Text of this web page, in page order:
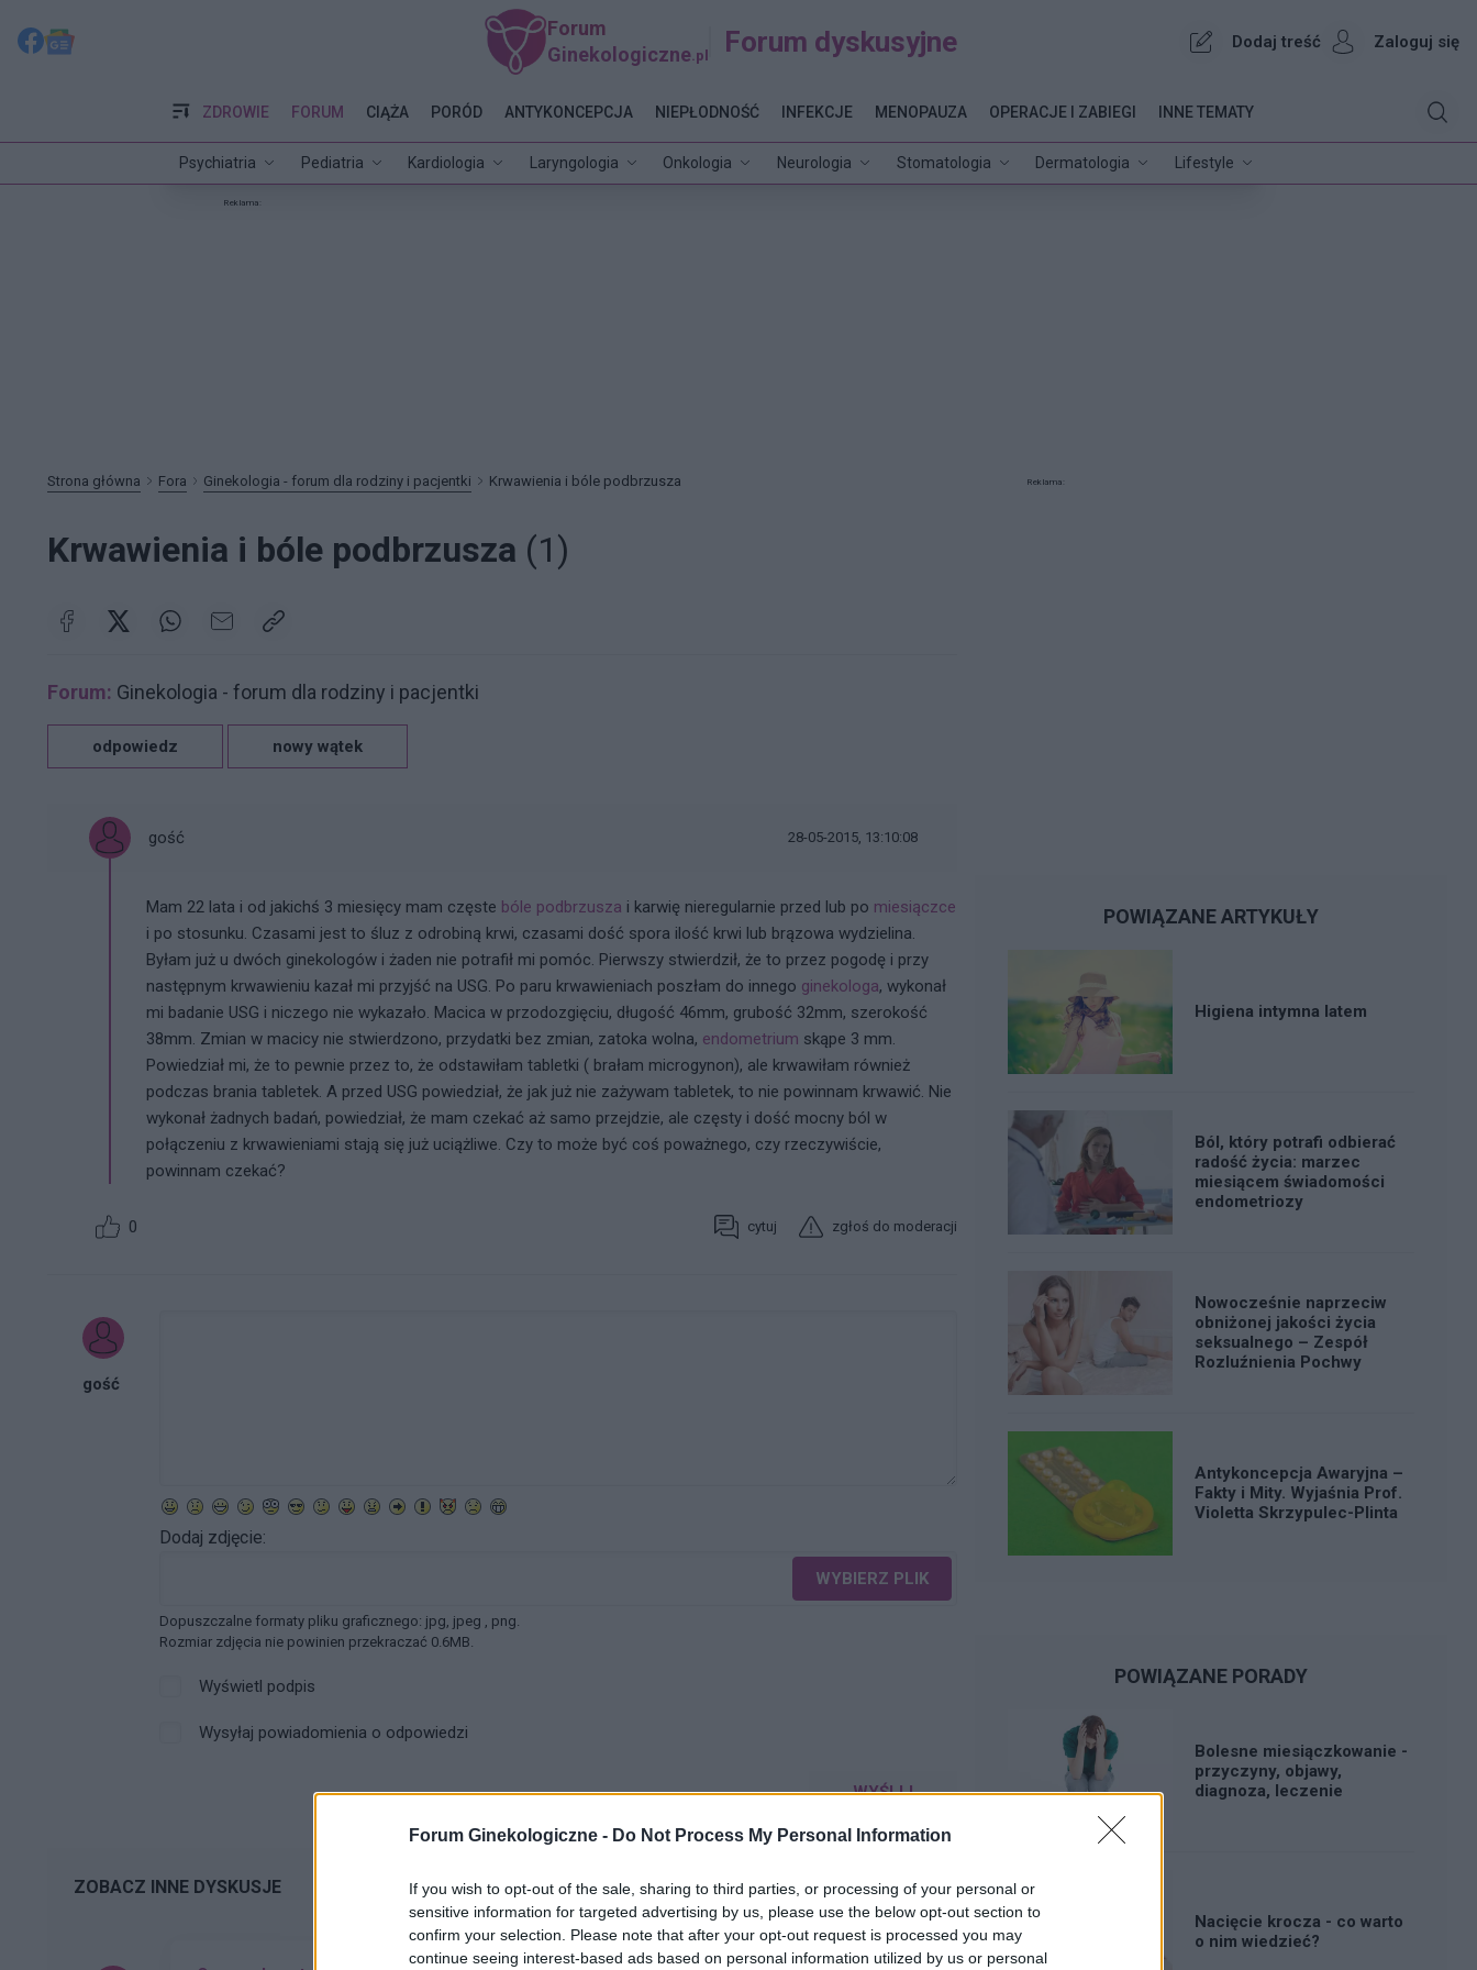
Forum Ginekologiczne - Do Not Process My Personal Information
If you wish to opt-out of the sale, sharing to third parties, or processing of your personal or
sensitive information for targeted advertising by us, please use the below opt-out section to
confirm your selection. Please note that after your opt-out request is processed you may
continue seeing interest-based ads based on personal information utilized by us or personal
Forum
Ginekologiczne .pl Forum dyskusyjne Dodaj treść Zaloguj się
ZDROWIE
Psychiatria Pediatria Kardiologia Laryngologia Onkologia Neurologia Stomatologia Dermatologia Lifestyle
FORUM CIĄŻA PORÓD ANTYKONCEPCJA NIEPŁODNOŚĆ INFEKCJE MENOPAUZA OPERACJE I ZABIEGI INNE TEMATY
Reklama:
Strona główna Fora Ginekologia - forum dla rodziny i pacjentki Krwawienia i bóle podbrzusza
Krwawienia i bóle podbrzusza (1)
Forum: Ginekologia - forum dla rodziny i pacjentki
odpowiedz nowy wątek
gość 28-05-2015, 13:10:08
Mam 22 lata i od jakichś 3 miesięcy mam częste bóle podbrzusza i karwię nieregularnie przed lub po miesiączce
i po stosunku. Czasami jest to śluz z odrobiną krwi, czasami dość spora ilość krwi lub brązowa wydzielina.
Byłam już u dwóch ginekologów i żaden nie potrafił mi pomóc. Pierwszy stwierdził, że to przez pogodę i przy
następnym krwawieniu kazał mi przyjść na USG. Po paru krwawieniach poszłam do innego ginekologa, wykonał
mi badanie USG i niczego nie wykazało. Macica w przodozgięciu, długość 46mm, grubość 32mm, szerokość
38mm. Zmian w macicy nie stwierdzono, przydatki bez zmian, zatoka wolna, endometrium skąpe 3 mm.
Powiedział mi, że to pewnie przez to, że odstawiłam tabletki ( brałam microgynon), ale krwawiłam również
podczas brania tabletek. A przed USG powiedział, że jak już nie zażywam tabletek, to nie powinnam krwawić. Nie
wykonał żadnych badań, powiedział, że mam czekać aż samo przejdzie, ale częsty i dość mocny ból w
połączeniu z krwawieniami stają się już uciążliwe. Czy to może być coś poważnego, czy rzeczywiście,
powinnam czekać?
0 cytuj zgłoś do moderacji
gość
Dodaj zdjęcie:
WYBIERZ PLIK
Dopuszczalne formaty pliku graficznego: jpg, jpeg , png.
Rozmiar zdjęcia nie powinien przekraczać 0.6MB.
Wyświetl podpis
Wysyłaj powiadomienia o odpowiedzi
WYŚLIJ
ZOBACZ INNE DYSKUSJE
Reklama:
POWIĄZANE ARTYKUŁY
Higiena intymna latem
Ból, który potrafi odbierać
radość życia: marzec
miesiącem świadomości
endometriozy
Nowocześnie naprzeciw
obniżonej jakości życia
seksualnego – Zespół
Rozluźnienia Pochwy
Antykoncepcja Awaryjna –
Fakty i Mity. Wyjaśnia Prof.
Violetta Skrzypulec-Plinta
POWIĄZANE PORADY
Bolesne miesiączkowanie -
przyczyny, objawy,
diagnoza, leczenie
Nacięcie krocza - co warto
o nim wiedzieć?